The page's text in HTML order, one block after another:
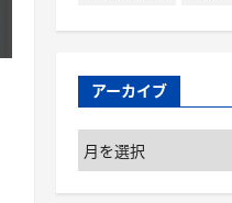
アーカイブ
ア
ー
カ